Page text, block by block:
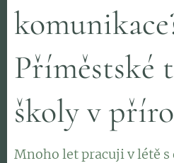
Příměstské
školy v
Mnoho let pracuji v létě s